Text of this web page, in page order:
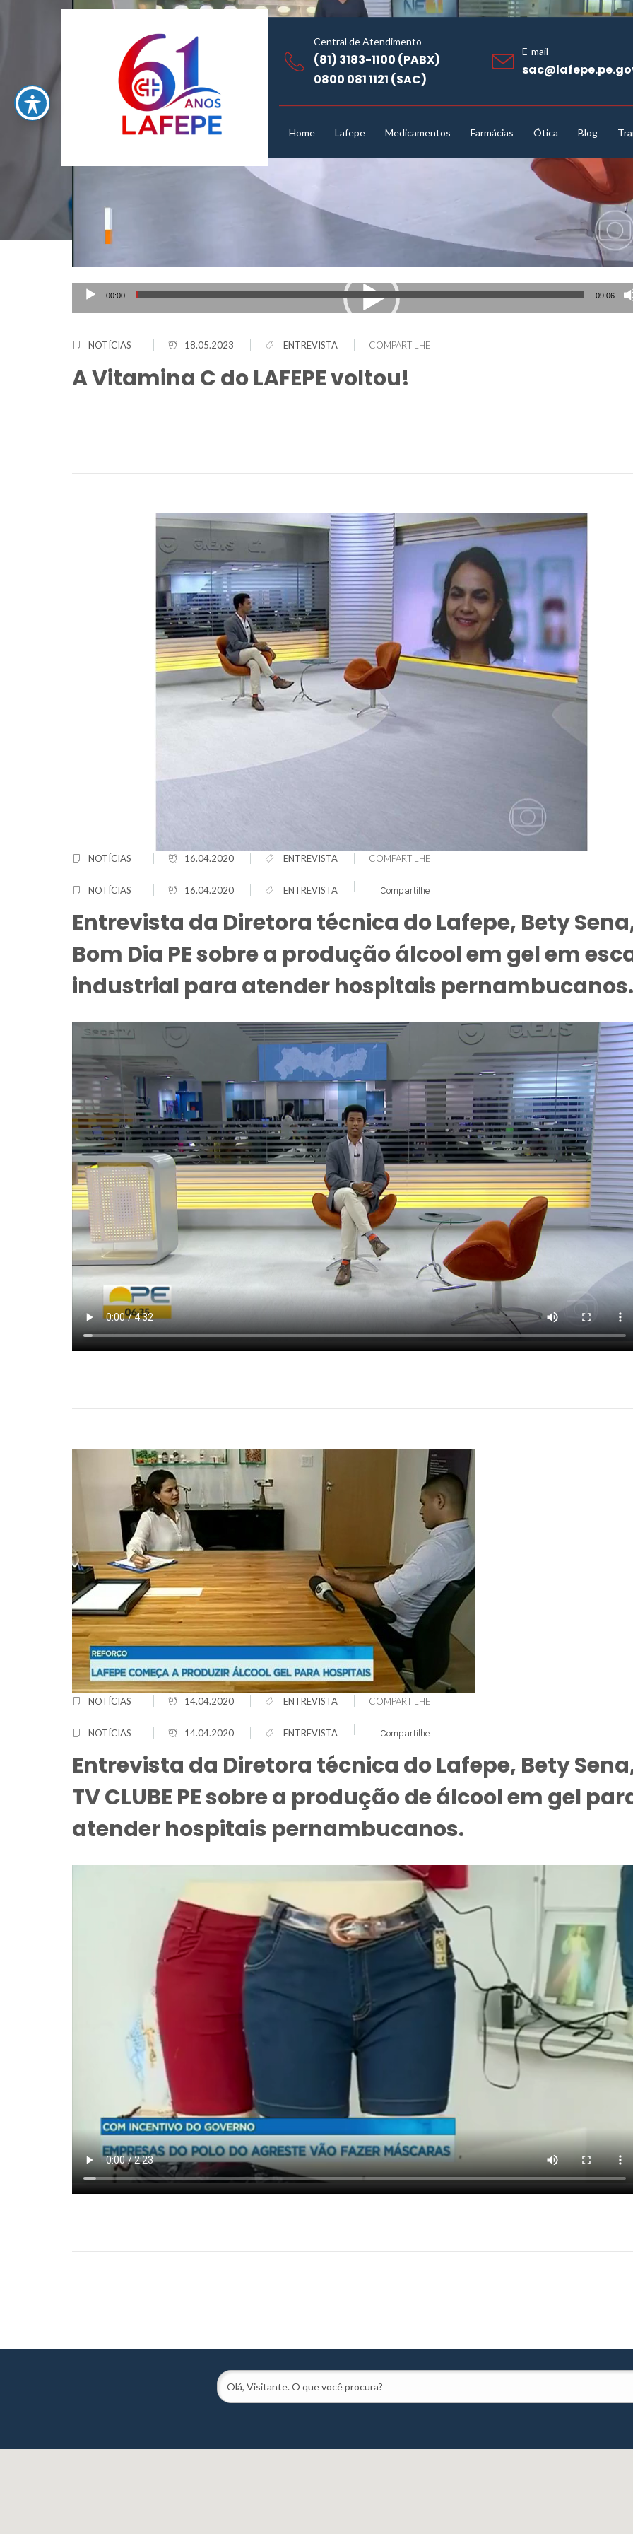
Central de Atendimento
(81) 3183-1100 (PABX)
0800 081 1121 (SAC)
E-mail
Home Lafepe Medicamentos Farmácias Ótica Blog
Vídeo
Tocador00:00 09:06
NOTÍCIAS 18.05.2023 ENTREVISTA COMPARTILHE
A Vitamina C do LAFEPE voltou!
NOTÍCIAS 16.04.2020 ENTREVISTA COMPARTILHE
NOTÍCIAS 16.04.2020 ENTREVISTA Compartilhe
Entrevista da Diretora técnica do Lafepe, Bety
Bom Dia PE sobre a produção álcool em gel em
industrial para atender hospitais pernambucanos.
NOTÍCIAS 14.04.2020 ENTREVISTA COMPARTILHE
NOTÍCIAS 14.04.2020 ENTREVISTA Compartilhe
Entrevista da Diretora técnica do Lafepe, Bety
TV CLUBE PE sobre a produção de álcool em gel
atender hospitais pernambucanos.